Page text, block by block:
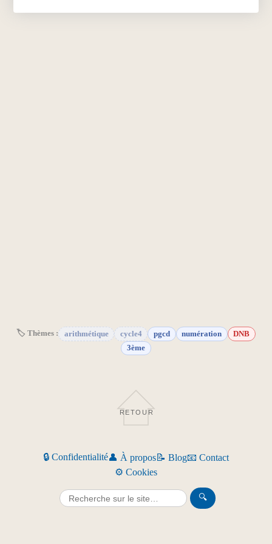
🏷 Thèmes : arithmétique cycle4 pgcd numération
DNB
3ème
RETOUR
🔒 Confidentialité👤 À propos📝 Blog📧 Contact
⚙️ Cookies
🔍